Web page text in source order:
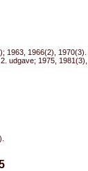
1963, 1966(2), 1970(3).
udgave; 1975, 1981(3),